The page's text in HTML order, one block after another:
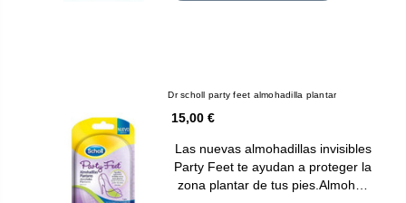
Dr scholl party feet almohadilla plantar
15,00 €
Las nuevas almohadillas invisibles
Party Feet te ayudan a proteger la
zona plantar de tus pies.Almoh…